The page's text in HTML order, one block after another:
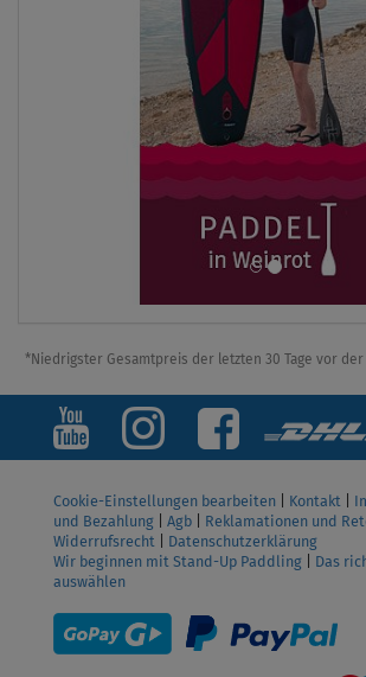
*Niedrigster Gesamtpreis der letzten 30 Tage vor
Cookie-Einstellungen bearbeiten Kontakt
und Bezahlung
Agb Reklamationen und
Widerrufsrecht
Datenschutzerklärung
Wir beginnen mit Stand-Up Paddling
Das
auswählen